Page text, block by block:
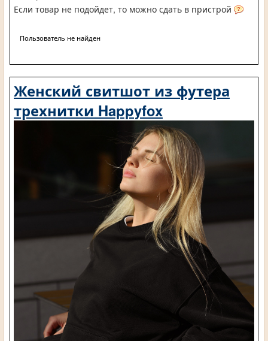
Если товар не подойдет, то можно сдать в пристрой
Пользователь не найден
Женский свитшот из футера
трехнитки Happyfox